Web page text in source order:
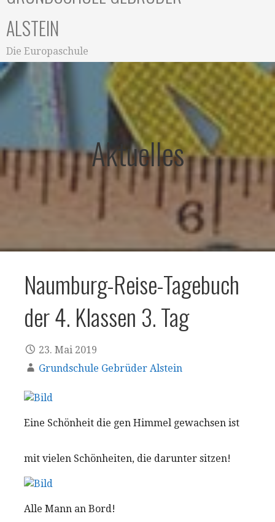
ALSTEIN
Die Europaschule
Aktuelles
Naumburg-Reise-Tagebuch
der 4. Klassen 3. Tag
23. Mai 2019
Grundschule Gebrüder Alstein
Eine Schönheit die gen Himmel gewachsen ist
mit vielen Schönheiten, die darunter sitzen!
Alle Mann an Bord!